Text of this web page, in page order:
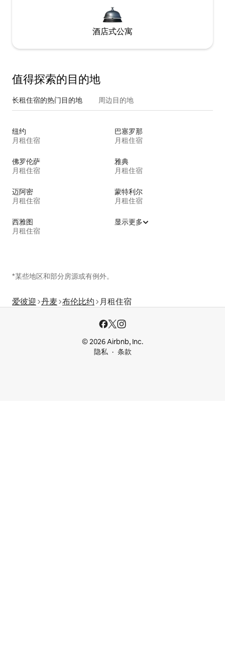
酒店式公寓
值得探索的目的地
长租住宿的热门目的地 周边目的地
纽约
月租住宿
巴塞罗那
月租住宿
佛罗伦萨
月租住宿
雅典
月租住宿
迈阿密
月租住宿
蒙特利尔
月租住宿
西雅图
月租住宿
显示更多
*某些地区和部分房源或有例外。
爱彼迎 丹麦 布伦比约 月租住宿
© 2026 Airbnb, Inc.
隐私
条款